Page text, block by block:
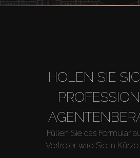
HOLEN SIE
Füllen Sie das Formular
Vertreter wird Sie in